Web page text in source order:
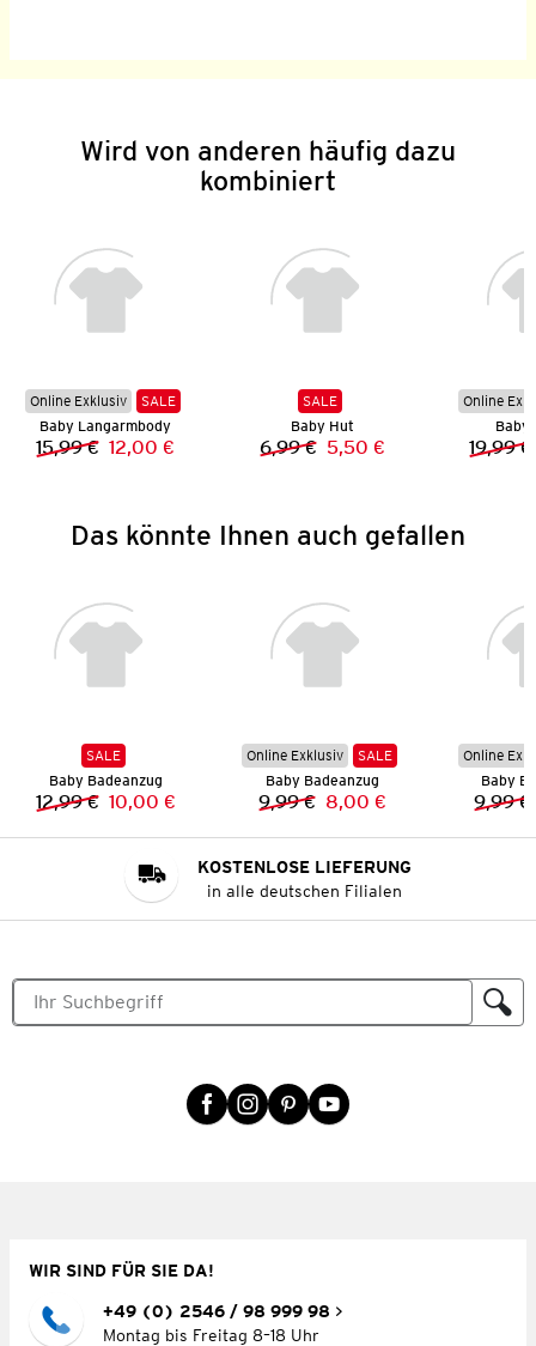
Wird von anderen häufig dazu
kombiniert
Online Exklusiv
SALE
Baby Langarmbody
Vorheriger Preis:
15,99 € Neuer Preis:
12,00 €
SALE
Baby Hut
Vorheriger Preis:
6,99 € Neuer Preis:
5,50 €
Online
Baby
19,99 €
Das könnte Ihnen auch gefallen
SALE
Baby Badeanzug
Vorheriger Preis:
12,99 € Neuer Preis:
10,00 €
Online Exklusiv
SALE
Baby Badeanzug
Vorheriger Preis:
9,99 € Neuer Preis:
8,00 €
Online
Baby
9,99 €
KOSTENLOSE LIEFERUNG
in alle deutschen Filialen
WIR SIND FÜR SIE DA!
+49 (0) 2546 / 98 999 98
Montag bis Freitag 8–18 Uhr